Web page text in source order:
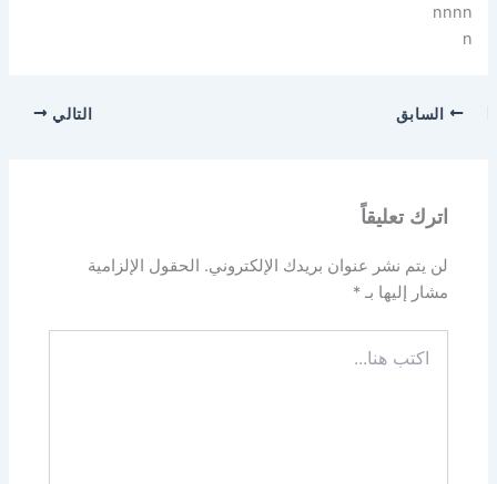
nnnn
n
السابق التالي
اترك تعليقاً
لن يتم نشر عنوان بريدك الإلكتروني. الحقول الإلزامية
مشار إليها بـ*
هنا...